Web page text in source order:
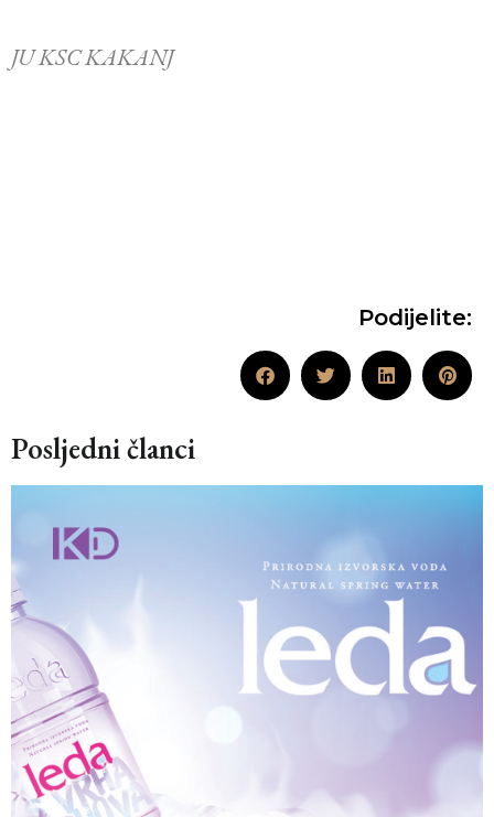
JU KSC KAKANJ
Podijelite:
Posljedni članci